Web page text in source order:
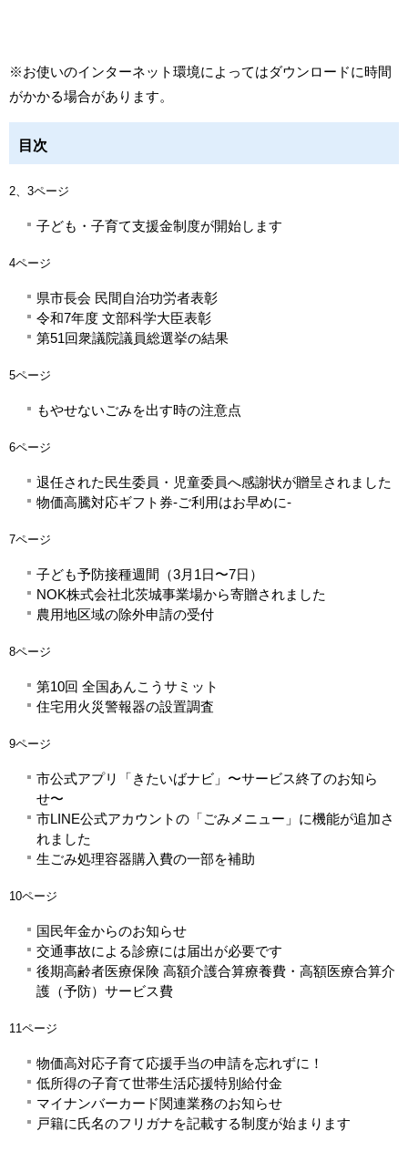
※お使いのインターネット環境によってはダウンロードに時間
がかかる場合があります。
目次
2、3ページ
子ども・子育て支援金制度が開始します
4ページ
県市長会 民間自治功労者表彰
令和7年度 文部科学大臣表彰
第51回衆議院議員総選挙の結果
5ページ
もやせないごみを出す時の注意点
6ページ
退任された民生委員・児童委員へ感謝状が贈呈されました
物価高騰対応ギフト券-ご利用はお早めに-
7ページ
子ども予防接種週間（3月1日〜7日）
NOK株式会社北茨城事業場から寄贈されました
農用地区域の除外申請の受付
8ページ
第10回 全国あんこうサミット
住宅用火災警報器の設置調査
9ページ
市公式アプリ「きたいばナビ」〜サービス終了のお知ら
せ〜
市LINE公式アカウントの「ごみメニュー」に機能が追加さ
れました
生ごみ処理容器購入費の一部を補助
10ページ
国民年金からのお知らせ
交通事故による診療には届出が必要です
後期高齢者医療保険 高額介護合算療養費・高額医療合算介
護（予防）サービス費
11ページ
物価高対応子育て応援手当の申請を忘れずに！
低所得の子育て世帯生活応援特別給付金
マイナンバーカード関連業務のお知らせ
戸籍に氏名のフリガナを記載する制度が始まります